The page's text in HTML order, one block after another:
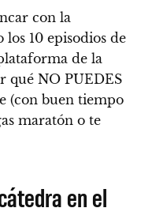
con la
10 episodios de
de la
qué NO PUEDES
(con buen tiempo
maratón o te
en el